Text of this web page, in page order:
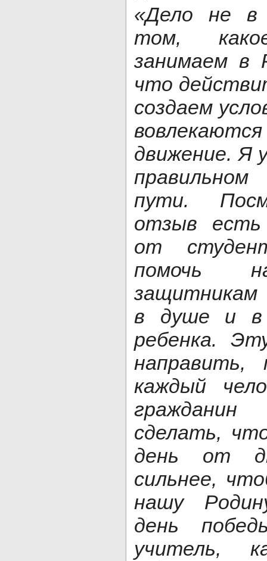
«Дело не в
том,
занимаем в
что
создаем
движение. Я
правильном
пути.
отзыв
от
помочь
в душе и в
ребенка.
направить,
каждый
сделать,
день от
сильнее,
нашу
день
учитель,